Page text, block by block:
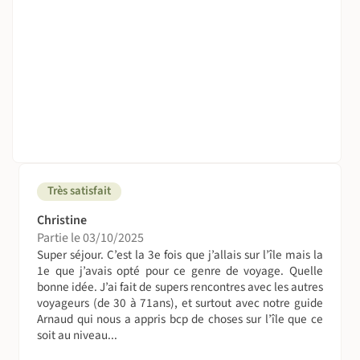
dortoir au refuge du Piton des Neiges). Les sanitaires sont
communs et des draps, oreillers, couettes ou couvertures
sont fournis sur chaque lit (sauf au refuge du Piton des
Neiges, où seules des couvertures sont disponibles mais
pas de draps ni oreiller – il est donc nécessaire d’apporter
un sac à viande).
Les nuits en gîte ou en refuge peuvent être fraîches
(particulièrement pendant l’hiver austral, de mai à
septembre). Nous vous conseillons donc d’apporter des
Très satisfait
Christine
Partie le 03/10/2025
Super séjour. C’est la 3e fois que j’allais sur l’île mais la
1e que j’avais opté pour ce genre de voyage. Quelle
bonne idée. J’ai fait de supers rencontres avec les autres
voyageurs (de 30 à 71ans), et surtout avec notre guide
Arnaud qui nous a appris bcp de choses sur l’île que ce
soit au niveau...